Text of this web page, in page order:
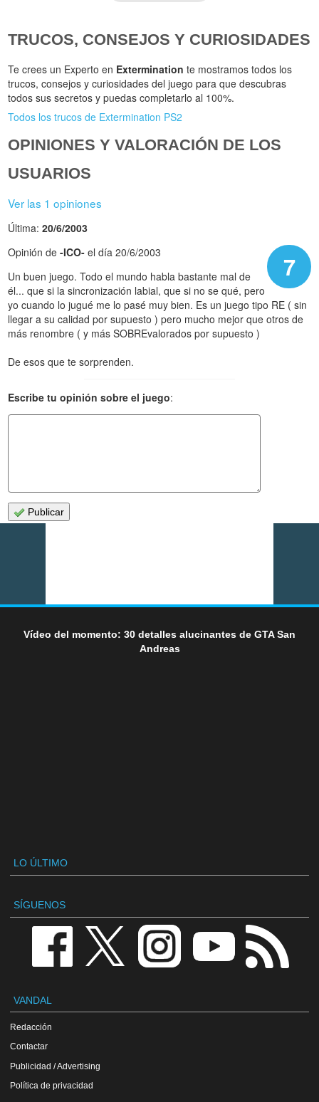
TRUCOS, CONSEJOS Y CURIOSIDADES
Te crees un Experto en Extermination te mostramos todos los
trucos, consejos y curiosidades del juego para que descubras
todos sus secretos y puedas completarlo al 100%.
Todos los trucos de Extermination PS2
OPINIONES Y VALORACIÓN DE LOS
USUARIOS
Ver las 1 opiniones
Última:20/6/2003
7
Opinión de-ICO- el día 20/6/2003
Un buen juego. Todo el mundo habla bastante mal de
él... que si la sincronización labial, que si no se qué, pero
yo cuando lo jugué me lo pasé muy bien. Es un juego tipo RE ( sin
llegar a su calidad por supuesto ) pero mucho mejor que otros de
más renombre ( y más SOBREvalorados por supuesto )
De esos que te sorprenden.
Escribe tu opinión sobre el juego:
Publicar
Vídeo del momento: 30 detalles alucinantes de GTA San
Andreas
LO ÚLTIMO
SÍGUENOS
VANDAL
Redacción
Contactar
Publicidad / Advertising
Política de privacidad